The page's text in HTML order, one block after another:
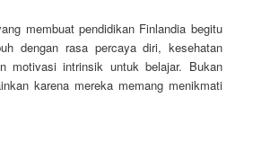
membuat pendidikan Finlandia begitu
dengan rasa percaya diri, kesehatan
motivasi intrinsik untuk belajar. Bukan
karena mereka memang menikmati